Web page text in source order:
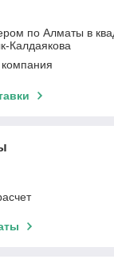
по Алматы в
Калдаякова